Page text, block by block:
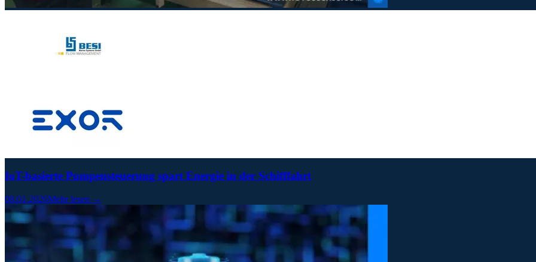
IoT-basierte Pumpensteuerung spart Energie in der Schifffahrt
08.01.2026Mehr lesen →